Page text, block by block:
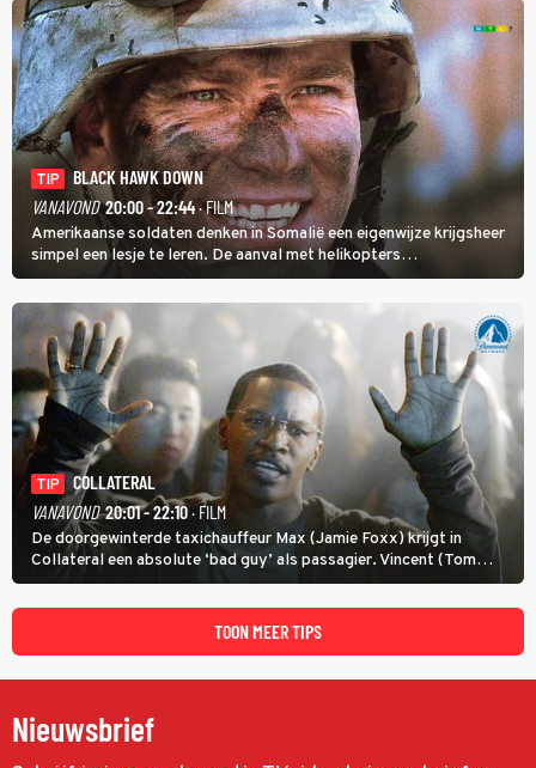
TIP
BLACK HAWK DOWN
VANAVOND 20:00 - 22:44· FILM
Amerikaanse soldaten denken in Somalië een eigenwijze krijgsheer
simpel een lesje te leren. De aanval met helikopters
verloopt in Black Hawk down dramatisch.
TIP
COLLATERAL
VANAVOND 20:01 - 22:10· FILM
De doorgewinterde taxichauffeur Max (Jamie Foxx) krijgt in
Collateral een absolute ‘bad guy’ als passagier. Vincent (Tom
Cruise) heeft hem nodig om hem de stad door te loodsen om een
wel heel lugubere reden.
TOON MEER TIPS
Nieuwsbrief